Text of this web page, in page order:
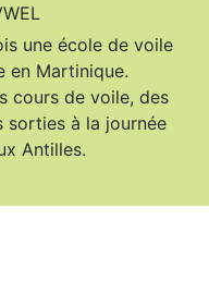
une école de voile
en Martinique.
cours de voile, des
sorties à la journée
Antilles.